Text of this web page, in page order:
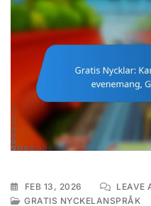
FEB 13, 2026 LEAVE
GRATIS NYCKELANSPRÅK